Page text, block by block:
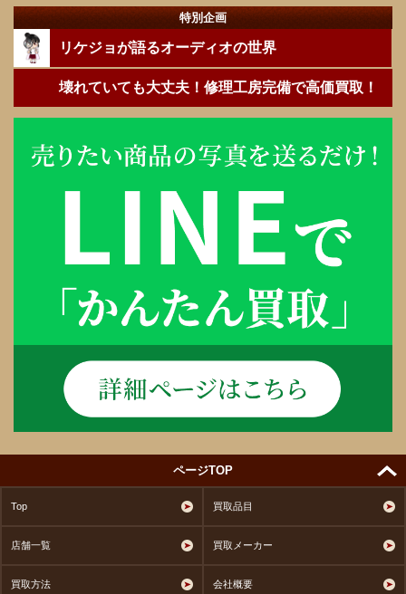
特別企画
リケジョが語るオーディオの世界
壊れていても大丈夫！修理工房完備で高価買取！
ページTOP
Top 買取品目
店舗一覧 買取メーカー
買取方法 会社概要